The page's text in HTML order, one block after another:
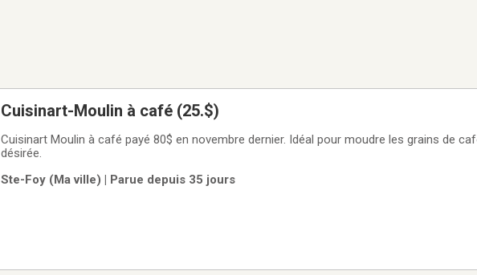
Cuisinart-Moulin à café (25.$)
Cuisinart Moulin à café payé 80$ en novembre dernier. Idéal pour moudre les grains de
désirée.
Ste-Foy (Ma ville) | Parue depuis 35 jours